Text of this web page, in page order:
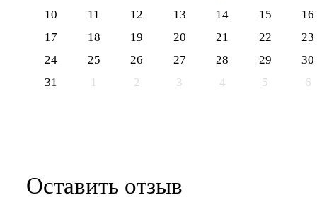
10
11 12 13 14 15
16
17
18 19 20 21 22
23
24
25 26 27 28 29
30
31
1 2 3 4 5 6
Оставить отзыв